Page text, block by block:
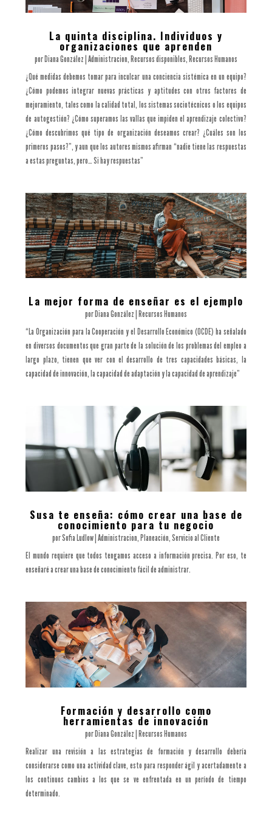
La quinta disciplina. Individuos y
organizaciones que aprenden
porDiana González |Administracion,Recursos disponibles,Recursos Humanos
¿Qué medidas debemos tomar para inculcar una conciencia sistémica en un equipo?
¿Cómo podemos integrar nuevas prácticas y aptitudes con otros factores de
mejoramiento, tales como la calidad total, los sistemas sociotécnicos o los equipos
de autogestión? ¿Cómo superamos las vallas que impiden el aprendizaje colectivo?
¿Cómo descubrimos qué tipo de organización deseamos crear? ¿Cuáles son los
primeros pasos?”, y aun que los autores mismos afirman “nadie tiene las respuestas
a estas preguntas, pero… Si hay respuestas”
La mejor forma de enseñar es el ejemplo
porDiana González |Recursos Humanos
“La Organización para la Cooperación y el Desarrollo Económico (OCDE) ha señalado
en diversos documentos que gran parte de la solución de los problemas del empleo a
largo plazo, tienen que ver con el desarrollo de tres capacidades básicas, la
capacidad de innovación, la capacidad de adaptación y la capacidad de aprendizaje”
Susa te enseña: cómo crear una base de
conocimiento para tu negocio
porSofia Ludlow|Administracion,Planeación,Servicio al Cliente
El mundo requiere que todos tengamos acceso a información precisa. Por eso, te
enseñaré a crear una base de conocimiento fácil de administrar.
Formación y desarrollo como
herramientas de innovación
porDiana González |Recursos Humanos
Realizar una revisión a las estrategias de formación y desarrollo debería
considerarse como una actividad clave, esto para responder ágil y acertadamente a
los continuos cambios a los que se ve enfrentada en un período de tiempo
determinado.